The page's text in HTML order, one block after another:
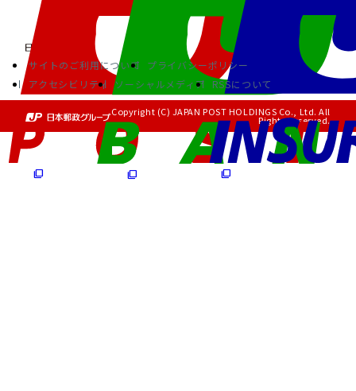
サイトのご利用について
プライバシーポリシー
アクセシビリティ
ソーシャルメディア RSSについて
Copyright (C) JAPAN POST HOLDINGS Co., Ltd. All
Rights Reserved.